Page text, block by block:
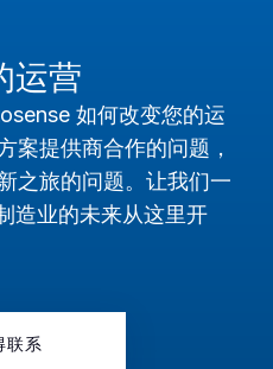
运营
如何改变您的运
案提供商合作的问题，
之旅的问题。让我们一
造业的未来从这里开
联系